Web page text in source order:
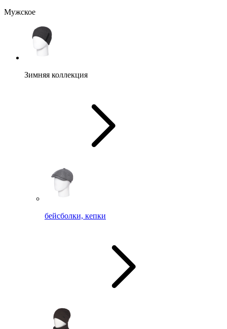
Мужское
Зимняя коллекция
бейсболки, кепки